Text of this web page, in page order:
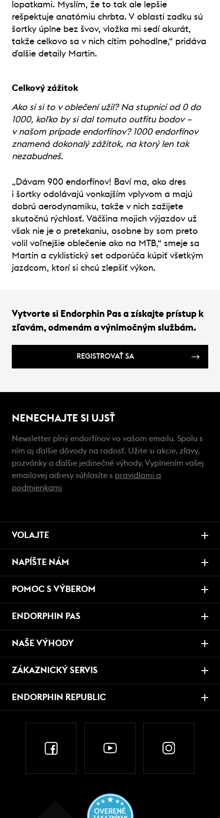
lopatkami. Myslím, že to tak ale lepšie
rešpektuje anatómiu chrbta. V oblasti zadku sú
šortky úplne bez švov, vložka mi sedí akurát,
takže celkovo sa v nich cítim pohodlne,“ pridáva
ďalšie detaily Martin.
Celkový zážitok
Ako si si to v oblečení užil? Na stupnici od 0 do
1000, koľko by si dal tomuto outfitu bodov –
v našom prípade endorfínov? 1000 endorfínov
znamená dokonalý zážitok, na ktorý len tak
nezabudneš.
„Dávam 900 endorfínov! Baví ma, ako dres
i šortky odolávajú vonkajším vplyvom a majú
dobrú aerodynamiku, takže v nich zažijete
skutočnú rýchlosť. Väčšina mojich výjazdov už
však nie je o pretekaniu, osobne by som preto
volil voľnejšie oblečenie ako na MTB,“ smeje sa
Martin a cyklistický set odporúča kúpiť všetkým
jazdcom, ktorí si chcú zlepšiť výkon.
Vytvorte si Endorphin Pas a získajte prístup k
zľavám, odmenám a výnimočným službám.
REGISTROVAŤ SA
NENECHAJTE SI UJSŤ
Newsletter plný endorfínov vo vašom emailu. Spolu s
ním aj ďalšie dôvody na radosť. Užite si akcie, zľavy,
pozvánky a ďalšie jedinečné výhody. Vyplnením vašej
emailovej adresy súhlasíte s pravidlami a
podmienkami
VOLAJTE
NAPÍŠTE NÁM
POMOC S VÝBEROM
ENDORPHIN PAS
NAŠE VÝHODY
ZÁKAZNICKÝ SERVIS
ENDORPHIN REPUBLIC